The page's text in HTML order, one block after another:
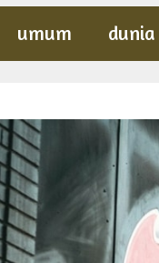
umum dunia